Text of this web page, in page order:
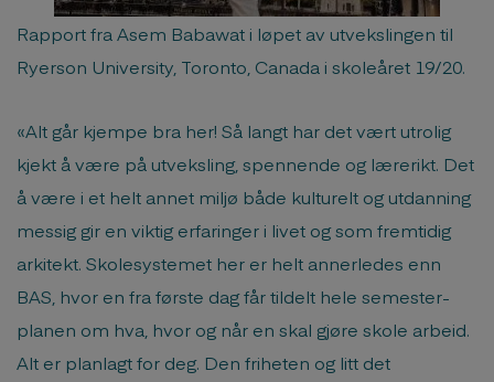
Rapport fra Asem Babawat i løpet av utvekslingen til
Ryerson University, Toronto, Canada i skoleåret 19/20.
«Alt går kjempe bra her! Så langt har det vært utrolig
kjekt å være på utveksling, spennende og lærerikt. Det
å være i et helt annet miljø både kulturelt og utdanning
messig gir en viktig erfaringer i livet og som fremtidig
arkitekt. Skolesystemet her er helt annerledes enn
BAS, hvor en fra første dag får tildelt hele semester-
planen om hva, hvor og når en skal gjøre skole arbeid.
Alt er planlagt for deg. Den friheten og litt det